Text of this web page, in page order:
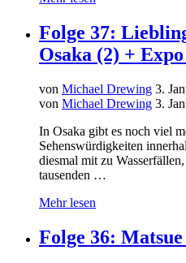
Folge 37:
Osaka (2) +
von Michael Drewing 3.
von Michael Drewing 3.
In Osaka gibt es noch viel
Sehenswürdigkeiten
diesmal mit zu
tausenden …
Mehr lesen
Folge 36: